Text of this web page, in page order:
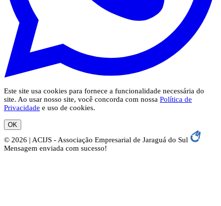
Este site usa cookies para fornece a funcionalidade necessária do
site. Ao usar nosso site, você concorda com nossa Política de
Privacidade e uso de cookies.
OK
© 2026 | ACIJS - Associação Empresarial de Jaraguá do Sul
Mensagem enviada com sucesso!